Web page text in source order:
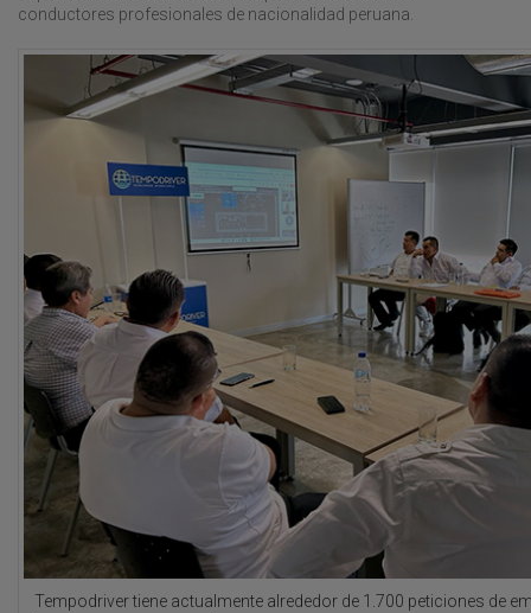
conductores profesionales de nacionalidad peruana.
Tempodriver tiene actualmente alrededor de 1.700 peticiones de